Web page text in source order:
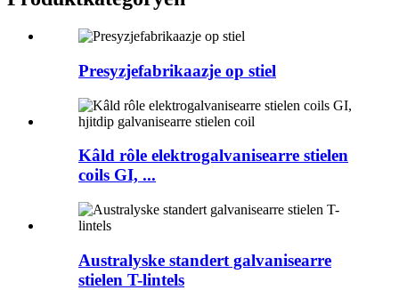
Presyzjefabrikaazje op stiel
Kâld rôle elektrogalvanisearre stielen
coils GI, ...
Australyske standert galvanisearre
stielen T-lintels